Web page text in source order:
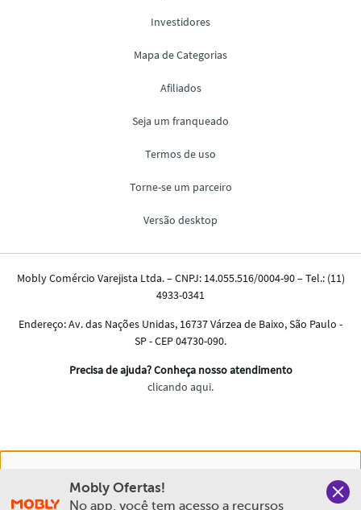
experiência na Mobly. Quando você navega no nosso site,
Mobly Ofertas!
No app, você tem acesso a recursos